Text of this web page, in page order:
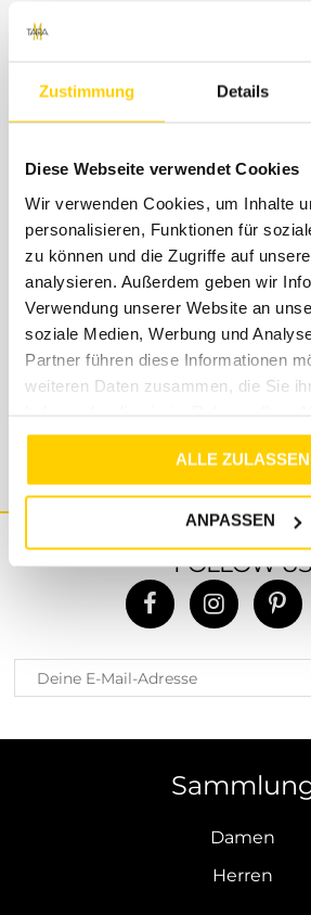
Zustimmung Details
Diese Webseite verwendet Cookies
Wir verwenden Cookies, um Inhalte
personalisieren, Funktionen für
zu können und die Zugriffe auf
analysieren. Außerdem geben wir
Verwendung unserer Website an
soziale Medien, Werbung und
Partner führen diese Informationen
weiteren Daten zusammen, die Sie
gesammelt haben.
ALLE ZULASSEN
ANPASSEN
kostenloses Retourenlabel von
Solltest du Fragen, Anregungen
haben, dann schreibe uns
shop@tara-m.de. Unser
kostenlos mit Rat und Tat zur
Mühe, dass eure Anfragen
Stunden beantwortet werden -
länger dauern sollte, bitten wir
FOLLOW US
Damen
Herren